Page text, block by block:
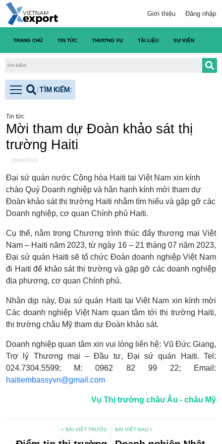
Giới thiệu Đăng nhập
TRANG CHỦ TIN TỨC THƯƠNG VỤ TÀI LIỆU SỰ KIỆN
Tin tức
Mời tham dự Đoàn khảo sát thị
trường Haiti
26/06/2023
Đại sứ quán nước Cộng hòa Haiti tại Việt Nam xin kính
chào Quý Doanh nghiệp và hân hạnh kính mời tham dự
Đoàn khảo sát thị trường Haiti nhằm tìm hiểu và gặp gỡ các
Doanh nghiệp, cơ quan Chính phủ Haiti.
Cụ thể, nằm trong Chương trình thúc đẩy thương mại Việt
Nam – Haiti năm 2023, từ ngày 16 – 21 tháng 07 năm 2023,
Đại sứ quán Haiti sẽ tổ chức Đoàn doanh nghiệp Việt Nam
đi Haiti để khảo sát thị trường và gặp gỡ các doanh nghiệp
địa phương, cơ quan Chính phủ.
Nhân dịp này, Đại sứ quán Haiti tại Việt Nam xin kính mời
Các doanh nghiệp Việt Nam quan tâm tới thị trường Haiti,
thị trường châu Mỹ tham dự Đoàn khảo sát.
Doanh nghiệp quan tâm xin vui lòng liên hệ: Vũ Đức Giang,
Trợ lý Thương mại – Đầu tư, Đại sứ quán Haiti. Tel:
024.7304.5599; M: 0962 82 99 22; Email:
haitiembassyvn@gmail.com
Vụ Thị trường châu Âu - châu Mỹ
< BÀI VIẾT TRƯỚC BÀI VIẾT SAU >